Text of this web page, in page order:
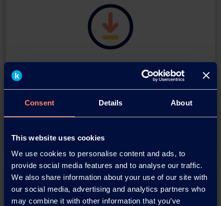
Consent Details About
This website uses cookies
We use cookies to personalise content and ads, to
provide social media features and to analyse our traffic.
We also share information about your use of our site with
our social media, advertising and analytics partners who
may combine it with other information that you’ve
Download this press release as
adobe acrobat document